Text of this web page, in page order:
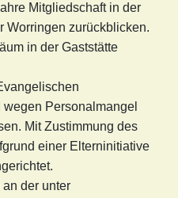
Mitgliedschaft in der
Worringen zurückblicken.
in der Gaststätte
Personalmangel
Mit Zustimmung des
einer Elterninitiative
der unter